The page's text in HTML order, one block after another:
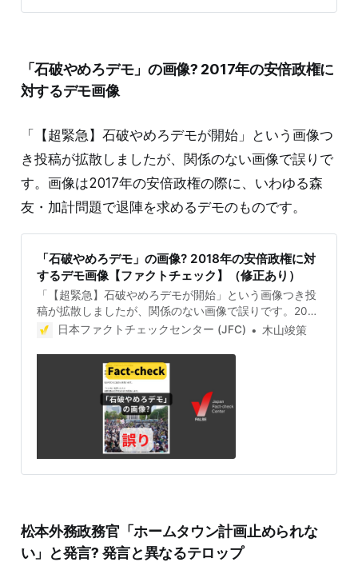
事件 李在明大統領『日本は責任をとり、謝罪と賠償を
するべきだ』」で、TBS NEWS DIGが9月1日にYahoo!ニ
「石破やめろデモ」の画像? 2017年の安倍政権に
対するデモ画像
「【超緊急】石破やめろデモが開始」という画像つ
き投稿が拡散しましたが、関係のない画像で誤りで
す。画像は2017年の安倍政権の際に、いわゆる森
友・加計問題で退陣を求めるデモのものです。
「石破やめろデモ」の画像? 2018年の安倍政権に対
するデモ画像【ファクトチェック】（修正あり）
「【超緊急】石破やめろデモが開始」という画像つき投
稿が拡散しましたが、関係のない画像で誤りです。2018
年の安倍政権の際に、いわゆる森友・加計問題で退陣を
「【超緊急】石破やめろデモが開始 搾取ばかりで国民
の負担を考えない無能な政治家ばかりに嫌気がさしてる
人は『いいね』で教えてください」という画像付き投稿
が拡散した。 画像には、国会議事堂の前に大勢の人が集
まる様子が映っている。 投稿には「『いいね』を押した
人に総額1億6000万円分のBTCを配布します」と書かれ
ている。投稿したアカウントのプロフィール欄には「仮
「参加したかった」「頑張れ！」というコメントの一方
で「これ今日のじゃないですよね？みんな長袖きてる」
日本ファクトチェックセンター (JFC) 木山竣策
松本外務政務官「ホームタウン計画止められな
い」と発言? 発言と異なるテロップ